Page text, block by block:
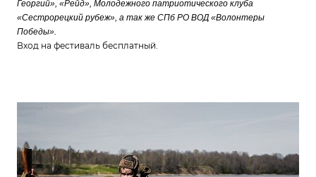
Георгий», «Рейд», Молодежного патриотического клуба
«Сестрорецкий рубеж», а так же СПб РО ВОД «Волонтеры
Победы».
Вход на фестиваль бесплатный.